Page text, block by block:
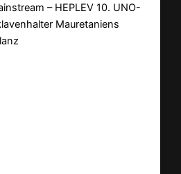
– HEPLEV 10. UNO-
Mauretaniens